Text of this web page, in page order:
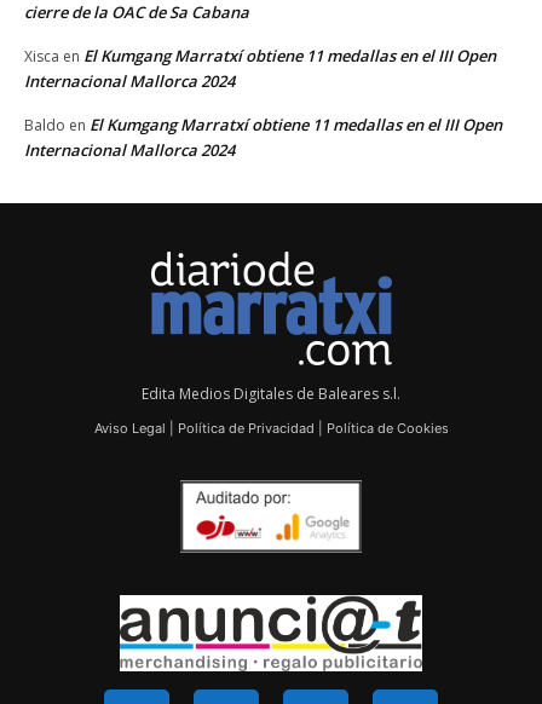
cierre de la OAC de Sa Cabana
Xisca en El Kumgang Marratxí obtiene 11 medallas en el III Open
Internacional Mallorca 2024
Baldo en El Kumgang Marratxí obtiene 11 medallas en el III Open
Internacional Mallorca 2024
Edita Medios Digitales de Baleares s.l.
Aviso Legal Política de Privacidad Política de Cookies